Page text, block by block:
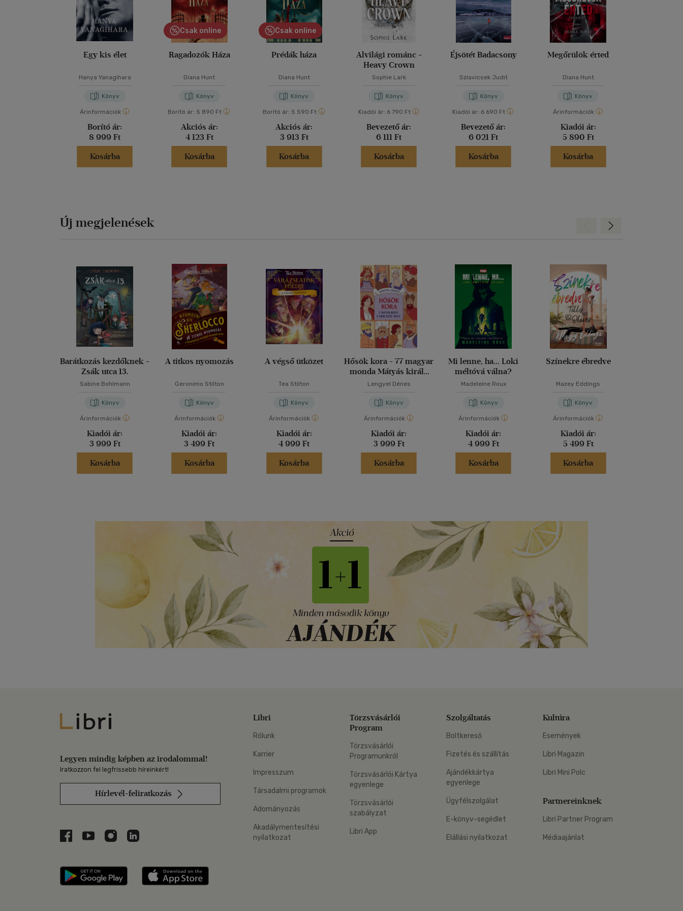
Egy kis élet
Hanya Yanagihara
Könyv
Árinformációk
Borító ár:
8 999 Ft
Kosárba
Csak online
Ragadozók Háza
Diana Hunt
Könyv
Borító ár: 5 890 Ft
Akciós ár:
4 123 Ft
Kosárba
Csak online
Prédák háza
Diana Hunt
Könyv
Borító ár: 5 590 Ft
Akciós ár:
3 913 Ft
Kosárba
Alvilági románc -
Heavy Crown
Sophie Lark
Könyv
Kiadói ár: 6 790 Ft
Bevezető ár:
6 111 Ft
Kosárba
Éjsötét Badacsony
Szlavicsek Judit
Könyv
Kiadói ár: 6 690 Ft
Bevezető ár:
6 021 Ft
Kosárba
Megőrülök érted
Diana Hunt
Könyv
Árinformációk
Kiadói ár:
5 890 Ft
Kosárba
Új megjelenések
Barátkozás kezdőknek -
Zsák utca 13.
Sabine Bohlmann
Könyv
Árinformációk
Kiadói ár:
3 999 Ft
Kosárba
A titkos nyomozás
Geronimo Stilton
Könyv
Árinformációk
Kiadói ár:
3 499 Ft
Kosárba
A végső ütközet
Tea Stilton
Könyv
Árinformációk
Kiadói ár:
4 999 Ft
Kosárba
Hősök kora - 77 magyar
monda Mátyás király
korától 1848-ig
Lengyel Dénes
Könyv
Árinformációk
Kiadói ár:
3 999 Ft
Kosárba
Mi lenne, ha... Loki
méltóvá válna?
Madeleine Roux
Könyv
Árinformációk
Kiadói ár:
4 999 Ft
Kosárba
Színekre ébredve
Mazey Eddings
Könyv
Árinformációk
Kiadói ár:
5 499 Ft
Kosárba
Előre
Libri
Legyen mindig képben az irodalommal!
Iratkozzon fel legfrissebb híreinkért!
Hírlevél-feliratkozás
Libri a Facebookon
Libri a Youtube-on
Libri az Instagramon
Libri a LinkedInen
Libri applikáció Szerezd meg: Google Play
Libri
Rólunk
Karrier
Impresszum
Társadalmi programok
Adományozás
Akadálymentesítési
nyilatkozat
Törzsvásárlói
Program
Törzsvásárlói
Programunkról
Törzsvásárlói Kártya
egyenlege
Törzsvásárlói
szabályzat
Libri App
Szolgáltatás
Boltkereső
Fizetés és szállítás
Ajándékkártya
egyenlege
Ügyfélszolgálat
E-könyv-segédlet
Elállási nyilatkozat
Kultúra
Események
Libri Magazin
Libri Mini Polc
Partnereinknek
Libri Partner Program
Médiaajánlat